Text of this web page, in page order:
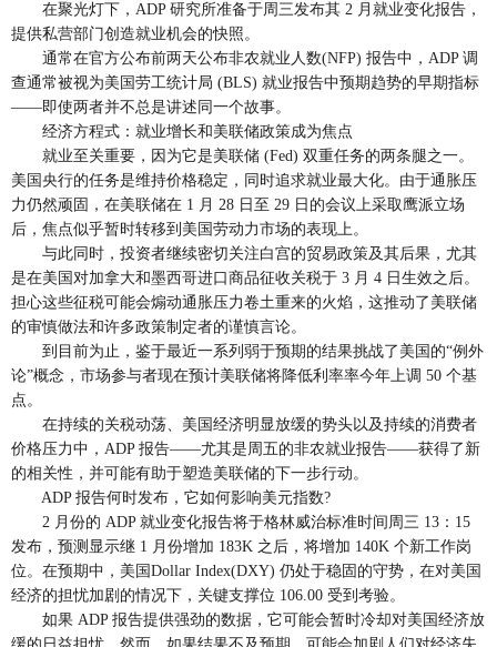
在聚光灯下，ADP 研究所准备于周三发布其 2 月就业变化报告，
提供私营部门创造就业机会的快照。
通常在官方公布前两天公布非农就业人数(NFP) 报告中，ADP 调
查通常被视为美国劳工统计局 (BLS) 就业报告中预期趋势的早期指标
——即使两者并不总是讲述同一个故事。
经济方程式：就业增长和美联储政策成为焦点
就业至关重要，因为它是美联储 (Fed) 双重任务的两条腿之一。
美国央行的任务是维持价格稳定，同时追求就业最大化。由于通胀压
力仍然顽固，在美联储在 1 月 28 日至 29 日的会议上采取鹰派立场
后，焦点似乎暂时转移到美国劳动力市场的表现上。
与此同时，投资者继续密切关注白宫的贸易政策及其后果，尤其
是在美国对加拿大和墨西哥进口商品征收关税于 3 月 4 日生效之后。
担心这些征税可能会煽动通胀压力卷土重来的火焰，这推动了美联储
的审慎做法和许多政策制定者的谨慎言论。
到目前为止，鉴于最近一系列弱于预期的结果挑战了美国的“例外
论”概念，市场参与者现在预计美联储将降低利率率今年上调 50 个基
点。
在持续的关税动荡、美国经济明显放缓的势头以及持续的消费者
价格压力中，ADP 报告——尤其是周五的非农就业报告——获得了新
的相关性，并可能有助于塑造美联储的下一步行动。
ADP 报告何时发布，它如何影响美元指数?
2 月份的 ADP 就业变化报告将于格林威治标准时间周三 13：15
发布，预测显示继 1 月份增加 183K 之后，将增加 140K 个新工作岗
位。在预期中，美国Dollar Index(DXY) 仍处于稳固的守势，在对美国
经济的担忧加剧的情况下，关键支撑位 106.00 受到考验。
如果 ADP 报告提供强劲的数据，它可能会暂时冷却对美国经济放